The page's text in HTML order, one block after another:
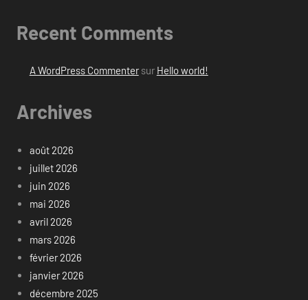
Recent Comments
A WordPress Commentersur Hello world!
Archives
août 2026
juillet 2026
juin 2026
mai 2026
avril 2026
mars 2026
février 2026
janvier 2026
décembre 2025